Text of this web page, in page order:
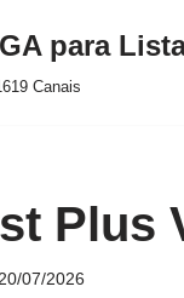
para
Canais
Plus
20/07/2026